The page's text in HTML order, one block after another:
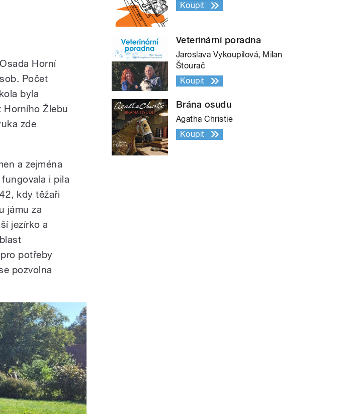
Horní
Počet
byla
Horního Žlebu
zde
a zejména
i pila
kdy těžaři
jámu za
jezírko a
potřeby
pozvolna
Koupit
Veterinární poradna
Jaroslava Vykoupilová, Milan
Štourač
Koupit
Brána osudu
Agatha Christie
Koupit